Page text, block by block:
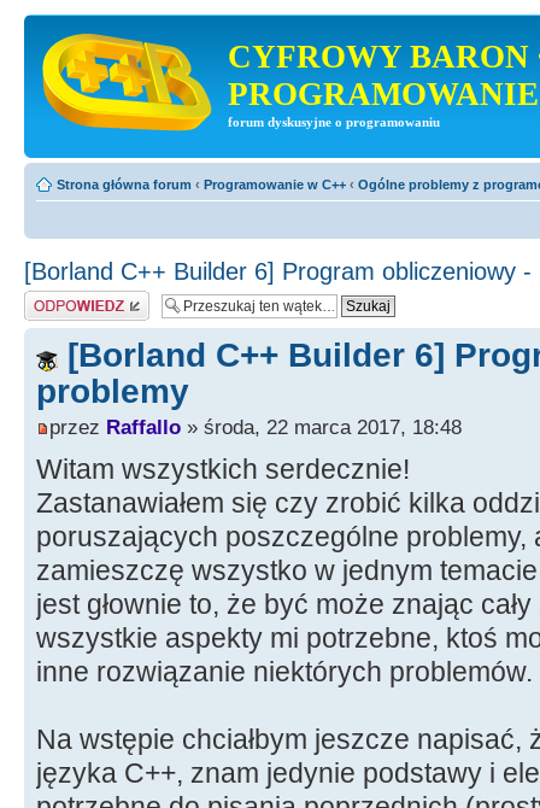
CYFROWY BARON
PROGRAMOWANIE
forum dyskusyjne o programowaniu
Strona główna forum ‹ Programowanie w C++ ‹ Ogólne problemy z
[Borland C++ Builder 6] Program obliczeniowy -
Odpowiedz
[Borland C++ Builder 6]
problemy
przez Raffallo » środa, 22 marca 2017, 18:48
Witam wszystkich serdecznie!
Zastanawiałem się czy zrobić kilka
poruszających poszczególne problemy,
zamieszczę wszystko w jednym
jest głownie to, że być może znając
wszystkie aspekty mi potrzebne, ktoś
inne rozwiązanie niektórych problemów.
Na wstępie chciałbym jeszcze napisać,
języka C++, znam jedynie podstawy i